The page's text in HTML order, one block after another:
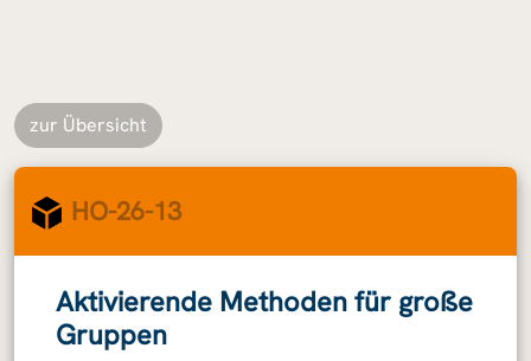
zur Übersicht
HO-26-13
Aktivierende Methoden für große
Gruppen